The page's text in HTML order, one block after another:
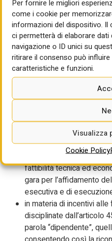
Per fornire le migliori
come i cookie per
informazioni del dispositivo.
ci permetterà di elaborare
navigazione o ID unici su
ritirare il consenso può
caratteristiche e funzioni.
Visualizza
Cookie Policy
interventi su costruzioni
parametrica del valore
superiore a 2 milioni di
dell’articolo 14, comma
interventi su edifici di cui
decreto legislativo 22
all’articolo 44, relativo
risoluzioni parlamentari
ben più sostanziali,
alla fine del comma 1
(e non meglio precisate)
Superiore dei lavori
indirizzi tecnici per lo
fattibilità tecnica ed
gara per l’affidamento
esecutiva e di
in materia di incentivi
disciplinate dall’articolo
parola “dipendente”,